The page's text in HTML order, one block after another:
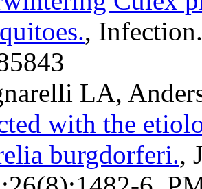
,
LA,
with the
burgdorferi.,